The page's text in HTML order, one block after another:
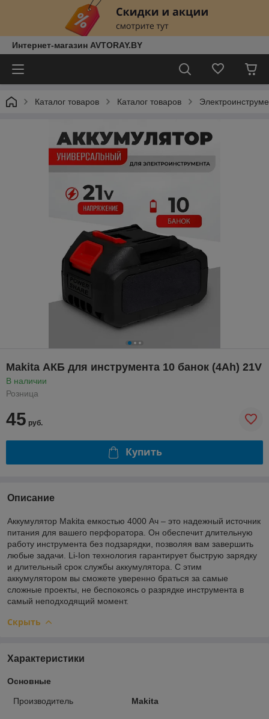
Интернет-магазин AVTORAY.BY
Каталог товаров Каталог товаров
Makita АКБ для инструмента 10 банок (4Ah) 21V
В наличии
Розница
45 руб.
Купить
Описание
Аккумулятор Makita емкостью 4000 Ач – это надежный источник
питания для вашего перфоратора. Он обеспечит длительную
работу инструмента без подзарядки, позволяя вам завершить
любые задачи. Li-Ion технология гарантирует быструю зарядку
и длительный срок службы аккумулятора. С этим
аккумулятором вы сможете уверенно браться за самые
сложные проекты, не беспокоясь о разрядке инструмента в
самый неподходящий момент.
Скрыть
Характеристики
Основные
Производитель Makita